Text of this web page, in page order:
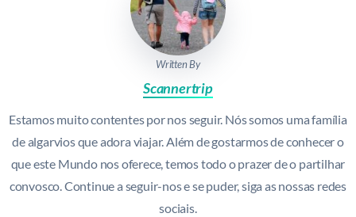
Written By
Scannertrip
Estamos muito contentes por nos seguir. Nós somos uma família
de algarvios que adora viajar. Além de gostarmos de conhecer o
que este Mundo nos oferece, temos todo o prazer de o partilhar
convosco. Continue a seguir-nos e se puder, siga as nossas redes
sociais.